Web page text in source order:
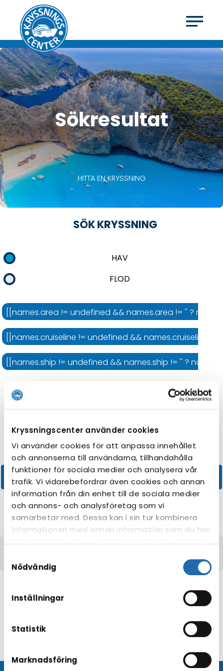
Kryssningscenter använder cookies
Vi använder cookies för att anpassa innehållet
och annonserna till användarna, tillhandahålla
funktioner för sociala medier och analysera vår
trafik. Vi vidarebefordrar även cookies och annan
information från din enhet till de sociala medier
och annons- och analysföretag som vi
samarbetar med. Dessa kan i sin tur kombinera
informationen med annan information som du har
användningen av kakor genom att förändra
Nödvändig
Inställningar
Statistik
Marknadsföring
Sökresultat
HITTA EN KRYSSNING
SÖK KRYSSNING
HAV
FLOD
[[names.area != undefined && names.area != '' ?
[[names.cruiseline != undefined && names.cruiseline !=
[[names.ship != undefined && names.ship != '' ?
Kryssningens längd
V4.1663